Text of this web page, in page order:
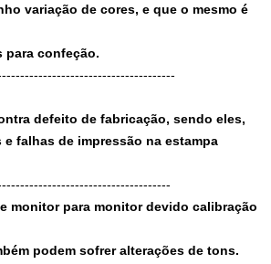
variação de cores, e que o mesmo é
para confeção.
defeito de fabricação, sendo eles,
falhas de impressão na estampa
monitor para monitor devido calibração
podem sofrer alterações de tons.